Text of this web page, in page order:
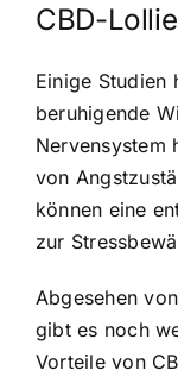
CBD-
Einige Studien
beruhigende
Nervensystem
von
können eine
zur
Abgesehen
gibt es noch
Vorteile von